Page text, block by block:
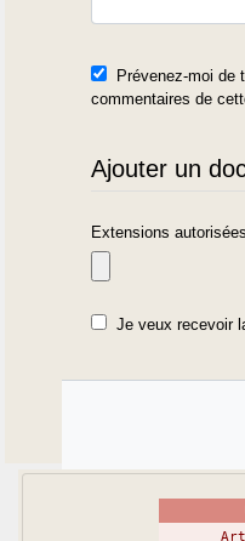
Prévenez-moi de
commentaires de
Ajouter un
Extensions
Je veux recevoir